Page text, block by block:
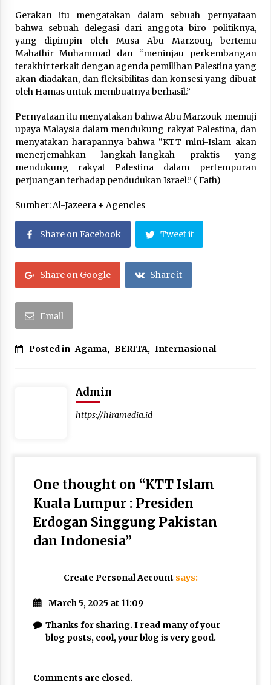
Gerakan itu mengatakan dalam sebuah pernyataan
bahwa sebuah delegasi dari anggota biro politiknya,
yang dipimpin oleh Musa Abu Marzouq, bertemu
Mahathir Muhammad dan “meninjau perkembangan
terakhir terkait dengan agenda pemilihan Palestina yang
akan diadakan, dan fleksibilitas dan konsesi yang dibuat
oleh Hamas untuk membuatnya berhasil.”
Pernyataan itu menyatakan bahwa Abu Marzouk memuji
upaya Malaysia dalam mendukung rakyat Palestina, dan
menyatakan harapannya bahwa “KTT mini-Islam akan
menerjemahkan langkah-langkah praktis yang
mendukung rakyat Palestina dalam pertempuran
perjuangan terhadap pendudukan Israel.” ( Fath)
Sumber: Al-Jazeera + Agencies
Share on Facebook Tweet it
Share on Google Share it
Email
Posted in Agama, BERITA, Internasional
Admin
https://hiramedia.id
One thought on “KTT Islam
Kuala Lumpur : Presiden
Erdogan Singgung Pakistan
dan Indonesia”
Create Personal Account says:
March 5, 2025 at 11:09
Thanks for sharing. I read many of your
blog posts, cool, your blog is very good.
Comments are closed.